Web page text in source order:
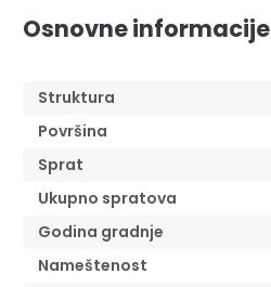
Osnovne informacije
Struktura
Površina
Sprat
Ukupno spratova
Godina gradnje
Nameštenost